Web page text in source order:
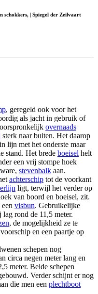
schokkers, | Spiegel der Zeilvaart
, geregeld ook voor het
als jacht in gebruik of
overnaads
sterk naar buiten. Het daarop
lijn met het onderste maar
stand. Het brede boeisel helt
een vrij stompe hoek
stevenbalk aan.
achterschip tot de voorkant
ligt, terwijl het verder op
van boord en boeisel, zit.
visbun. Gebruikelijke
rond de 11,5 meter.
, de mogelijkheid ze te
en een paartje op
schepen nog
circa negen meter lang en
meter. Beide schepen
Verder schijnt er nog
die men een plechtboot